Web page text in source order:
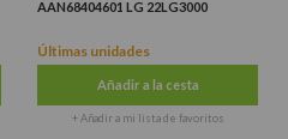
AAN68404601 LG 22LG3000
Últimas unidades
Añadir a la cesta
+ Añadir a mi lista de favoritos